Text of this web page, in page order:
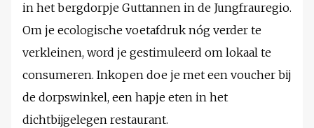
in het bergdorpje Guttannen in de Jungfrauregio.
Om je ecologische voetafdruk nóg verder te
verkleinen, word je gestimuleerd om lokaal te
consumeren. Inkopen doe je met een voucher bij
de dorpswinkel, een hapje eten in het
dichtbijgelegen restaurant.